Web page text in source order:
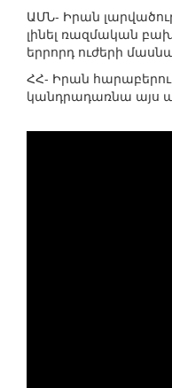
ԱՄՆ- Իրան
լինել ռազմական
երրորդ ուժերի
ՀՀ- Իրան
կանդրադառնա այս